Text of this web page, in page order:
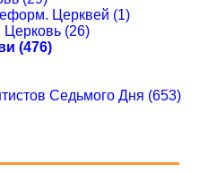
Церквей (1)
Церковь (26)
(476)
Седьмого Дня (653)